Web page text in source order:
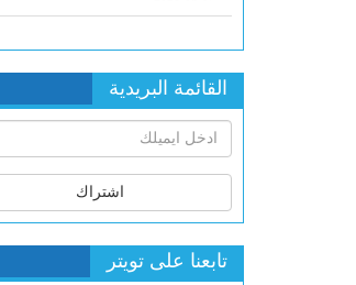
القائمة البريدية
اشتراك
تابعنا على تويتر